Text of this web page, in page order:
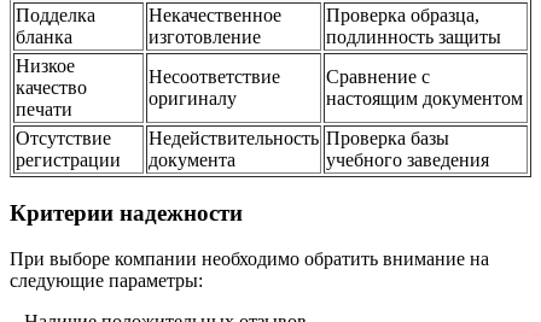
Подделка
бланка
Некачественное
изготовление
Проверка образца,
подлинность защиты
Низкое
качество
печати
Несоответствие
оригиналу
Сравнение с
настоящим документом
Отсутствие
регистрации
Недействительность
документа
Проверка базы
учебного заведения
Критерии надежности
При выборе компании необходимо обратить внимание на
следующие параметры: